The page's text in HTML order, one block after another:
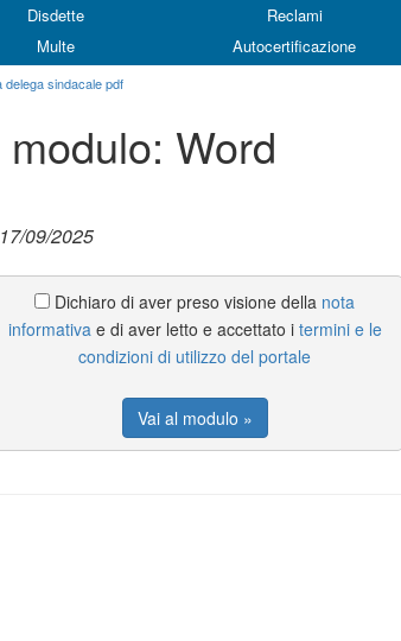
Disdette
Reclami
Multe
Autocertificazione
delega sindacale pdf
Word
09/2025
Dichiaro di aver preso visione della nota
informativa e di aver letto e accettato i termini e le
condizioni di utilizzo del portale
Vai al modulo »